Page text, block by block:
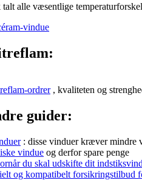
alle væsentlige
vindue
ordrer, kvaliteten og
guider:
: disse vinduer kræver mindre
vindue og derfor spare penge
du skal udskifte dit
og kompatibelt forsikringstilbud